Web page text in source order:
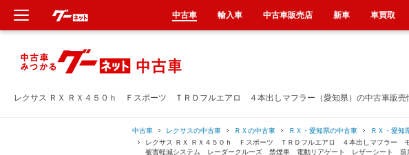
レクサス ＲＸ ＲＸ４５０ｈ Ｆスポーツ ＴＲＤフルエアロ ４本出しマフラー（愛知県）の中古車販売
中古車 レクサスの中古車 ＲＸの中古車 ＲＸ・愛知県の中古車
ＲＸ・愛知
レクサス ＲＸ ＲＸ４５０ｈ Ｆスポーツ ＴＲＤフルエアロ ４本出しマフラ
被害軽減システム レーダークルーズ 禁煙車 電動リアゲート レザーシート 前
中古車 輸入車 中古車販売店 新車 車買取
新車
中古車